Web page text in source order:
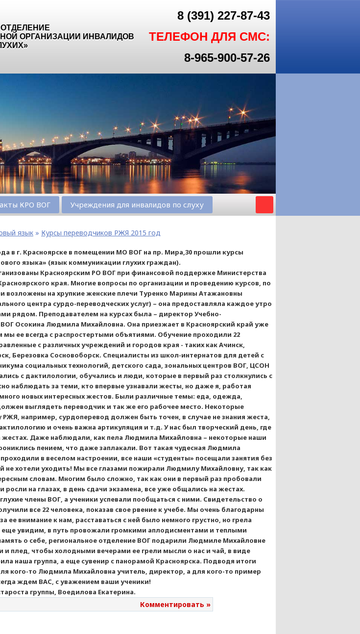
ОРГАНИЗАЦИИ ИНВАЛИДОВ
8 (391) 227-87-43
ТЕЛЕФОН ДЛЯ СМС:
8-965-900-57-26
КРО ВОГ Учреждения для инвалидов по слуху
язык » Курсы переводчиков РЖЯ 2015 год
в г. Красноярске в помещении МО ВОГ на пр. Мира,30 прошли курсы
языка» (язык коммуникации глухих граждан).
Красноярским РО ВОГ при финансовой поддержке Министерства
края. Многие вопросы по организации и проведению курсов, по
возложены на хрупкие женские плечи Туренко Марины Атажановны
центра сурдо-переводческих услуг) – она предоставляла каждое утро
рядом. Преподавателем на курсах была – директор Учебно-
Осокина Людмила Михайловна. Она приезжает в Красноярский край уже
мы ее всегда с распростертыми объятиями. Обучение проходили 22
с различных учреждений и городов края - таких как Ачинск,
Березовка Сосновоборск. Специалисты из школ-интернатов для детей с
социальных технологий, детского сада, зональных центров ВОГ, ЦСОН
с дактилологии, обучались и люди, которые в первый раз столкнулись с
наблюдать за теми, кто впервые узнавали жесты, но даже я, работая
новых интересных жестов. Были различные темы: еда, одежда,
выглядеть переводчик и так же его рабочее место. Некоторые
РЖЯ, например, сурдоперевод должен быть точен, в случае не знания жеста,
и очень важна артикуляция и т.д. У нас был творческий день, где
жестах. Даже наблюдали, как пела Людмила Михайловна – некоторые наши
пением, что даже заплакали. Вот такая чудесная Людмила
в веселом настроении, все наши «студенты» посещали занятия без
не хотели уходить! Мы все глазами пожирали Людмилу Михайловну, так как
словам. Многим было сложно, так как они в первый раз пробовали
росли на глазах, в день сдачи экзамена, все уже общались на жестах.
члены ВОГ, а ученики успевали пообщаться с ними. Свидетельство о
все 22 человека, показав свое рвение к учебе. Мы очень благодарны
ее внимание к нам, расставаться с ней было немного грустно, но грела
увидим, в путь провожали громкими аплодисментами и теплыми
о себе, региональное отделение ВОГ подарили Людмиле Михайловне
и плед, чтобы холодными вечерами ее грели мысли о нас и чай, в виде
наша группа, а еще сувенир с панорамой Красноярска. Подводя итоги
кого-то Людмила Михайловна учитель, директор, а для кого-то пример
ждем ВАС, с уважением ваши ученики!
группы, Воедилова Екатерина.
Комментировать »